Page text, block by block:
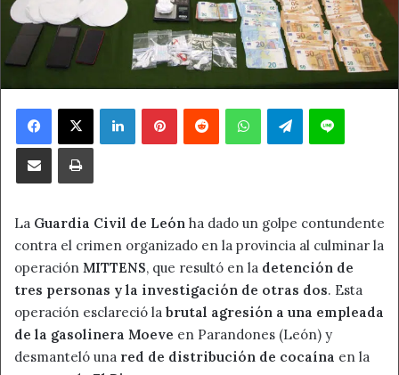
Facebook
X LinkedInPinterestReddit WhatsAppTelegramLine
Compartir por correo electrónicoImprimir
La Guardia Civil de León ha dado un golpe contundente
contra el crimen organizado en la provincia al culminar la
operación MITTENS, que resultó en la detención de
tres personas y la investigación de otras dos. Esta
operación esclareció la brutal agresión a una empleada
de la gasolinera Moeve en Parandones (León) y
desmanteló una red de distribución de cocaína en la